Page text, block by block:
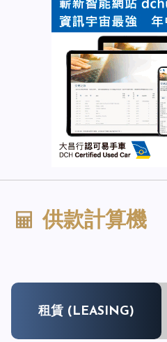
供款計算機
租賃 (LEASING)